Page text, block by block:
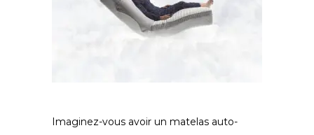
Imaginez-vous avoir un matelas auto-